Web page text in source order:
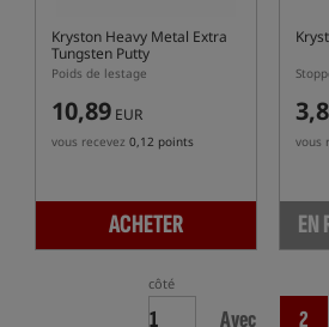
Kryston Heavy Metal Extra
Tungsten Putty
Poids de lestage
10,89 EUR
vous recevez 0,12 points
ACHETER
vous
EN
côté
Avec 2